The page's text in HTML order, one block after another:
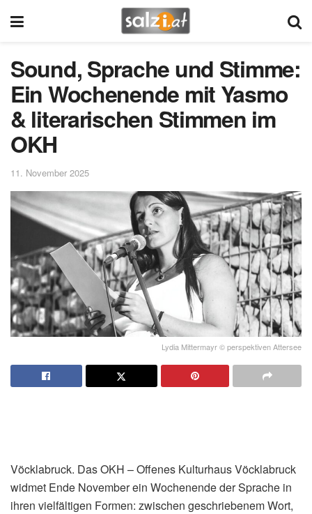
Sound, Sprache und Stimme:
Ein Wochenende mit Yasmo
& literarischen Stimmen im
OKH
11. November 2025
Lydia Mittermayr © perspektiven Attersee
Vöcklabruck. Das OKH – Offenes Kulturhaus Vöcklabruck
widmet Ende November ein Wochenende der Sprache in
ihren vielfältigen Formen: zwischen geschriebenem Wort,